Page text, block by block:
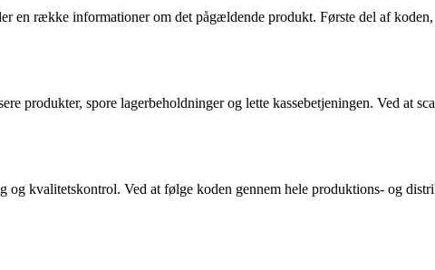
en række informationer om det pågældende produkt. Første del af
produkter, spore lagerbeholdninger og lette kassebetjeningen. Ved at
og kvalitetskontrol. Ved at følge koden gennem hele produktions- og